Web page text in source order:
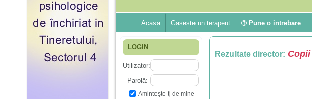
Acasa Gaseste un terapeut Pune o intrebare
LOGIN
Utilizator:
Parolă:
Aminteşte-ţi de mine
Rezultate director: